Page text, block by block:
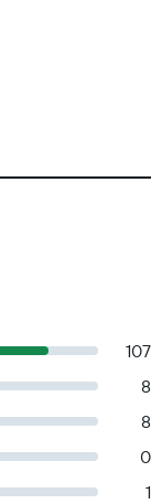
107
8
8
0
1